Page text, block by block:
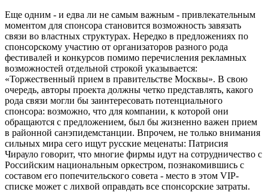
Еще одним - и едва ли не самым важным - привлекательным
моментом для спонсора становится возможность завязать
связи во властных структурах. Нередко в предложениях по
спонсорскому участию от организаторов разного рода
фестивалей и конкурсов помимо перечисления рекламных
возможностей отдельной строкой указывается:
«Торжественный прием в правительстве Москвы». В свою
очередь, авторы проекта должны четко представлять, какого
рода связи могли бы заинтересовать потенциального
спонсора: возможно, что для компании, к которой они
обращаются с предложением, был бы жизненно важен прием
в районной санэпидемстанции. Впрочем, не только внимания
сильных мира сего ищут русские меценаты: Патрисия
Чирауло говорит, что многие фирмы идут на сотрудничество с
Российским национальным оркестром, познакомившись с
составом его попечительского совета - место в этом VIP-
списке может с лихвой оправдать все спонсорские затраты.